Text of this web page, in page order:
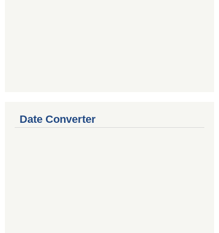
Date Converter